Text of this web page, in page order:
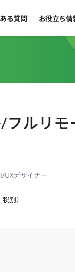
る質問 お役立ち情
フルリ
UXデザイナー
別）